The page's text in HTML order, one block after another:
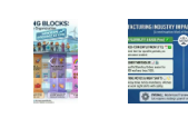
Cultural
Building